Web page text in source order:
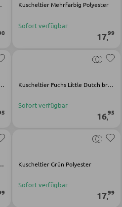
Armaturen
Angora Kuscheltier Mehrfarbig Polyester
Sofort verfügbar
17,99
weiß Baumwolle Viskose
Kuscheltier Fuchs Little Dutch braun weiß Polyester
Sofort verfügbar
16,95
graubeige Polyester
Kuscheltier Grün Polyester
Sofort verfügbar
17,99